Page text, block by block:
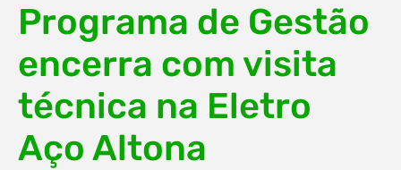
Programa de Gestão
encerra com visita
técnica na Eletro
Aço Altona